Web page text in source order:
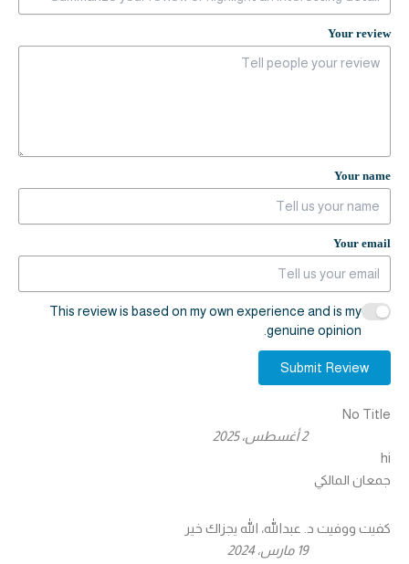
Your review
Your name
Your email
This review is based on my own experience and is my
genuine opinion.
Submit Review
No Title
2 أغسطس، 2025
hi
جمعان المالكي
كفيت ووفيت د. عبدالله، الله يجزاك خير
19 مارس، 2024